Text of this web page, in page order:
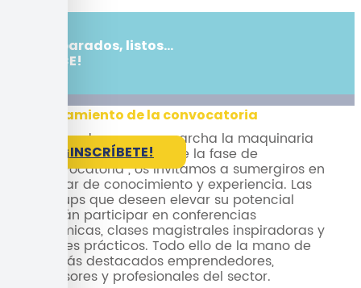
¡Preparados, listos…
CRECE!
Lanzamiento de la convocatoria
¡INSCRÍBETE!
Es hora de poner en marcha la maquinaria
emprendedora. Durante la fase de
“Convocatoria”, os invitamos a sumergiros en
un mar de conocimiento y experiencia. Las
startups que deseen elevar su potencial
podrán participar en conferencias
dinámicas, clases magistrales inspiradoras y
talleres prácticos. Todo ello de la mano de
los más destacados emprendedores,
inversores y profesionales del sector.